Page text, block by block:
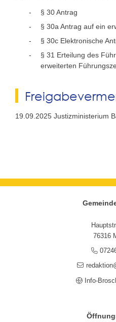
§ 30 Antrag
§ 30a Antrag auf ein
§ 30c Elektronische
§ 31 Erteilung des
erweiterten
19.09.2025 Justizministerium
76316
Info-